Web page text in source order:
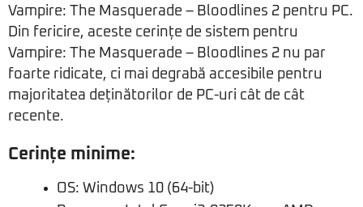
Vampire: The Masquerade – Bloodlines 2 pentru PC.
Din fericire, aceste cerințe de sistem pentru
Vampire: The Masquerade – Bloodlines 2 nu par
foarte ridicate, ci mai degrabă accesibile pentru
majoritatea deținătorilor de PC-uri cât de cât
recente.
Cerințe minime:
OS: Windows 10 (64-bit)